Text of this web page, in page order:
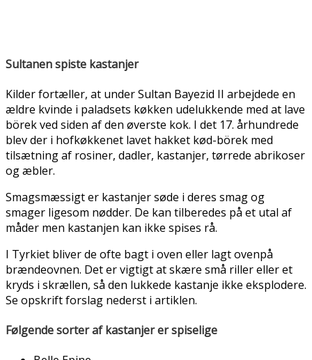
Sultanen spiste kastanjer
Kilder fortæller, at under Sultan Bayezid II arbejdede en
ældre kvinde i paladsets køkken udelukkende med at lave
börek ved siden af den øverste kok. I det 17. århundrede
blev der i hofkøkkenet lavet hakket kød-börek med
tilsætning af rosiner, dadler, kastanjer, tørrede abrikoser
og æbler.
Smagsmæssigt er kastanjer søde i deres smag og
smager ligesom nødder. De kan tilberedes på et utal af
måder men kastanjen kan ikke spises rå.
I Tyrkiet bliver de ofte bagt i oven eller lagt ovenpå
brændeovnen. Det er vigtigt at skære små riller eller et
kryds i skrællen, så den lukkede kastanje ikke eksplodere.
Se opskrift forslag nederst i artiklen.
Følgende sorter af kastanjer er spiselige